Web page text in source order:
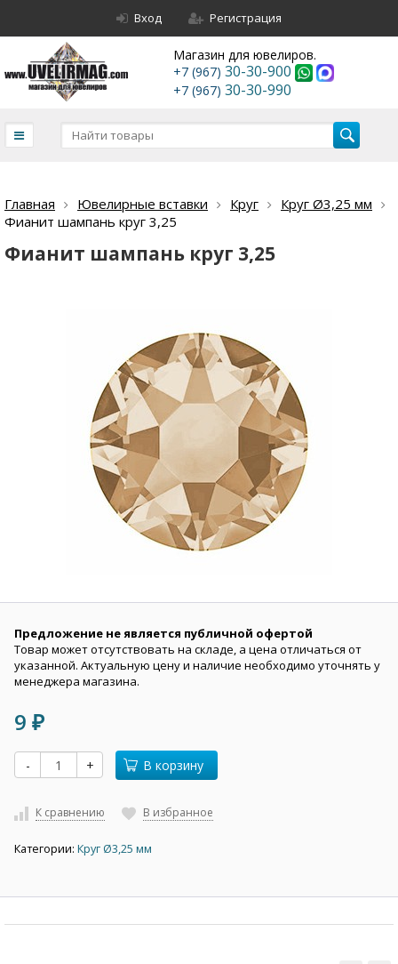
Вход Регистрация
Магазин для ювелиров.
+7 (967) 30-30-900
+7 (967) 30-30-990
Главная Ювелирные вставки Круг
Круг Ø3,25 мм
Фианит шампань круг 3,25
Фианит шампань круг 3,25
Предложение не является публичной офертой
Товар может отсутствовать на складе, а цена отличаться от
указанной. Актуальную цену и наличие необходимо уточнять у
менеджера магазина.
9 ₽
- + В корзину
К сравнению В избранное
Категории: Круг Ø3,25 мм